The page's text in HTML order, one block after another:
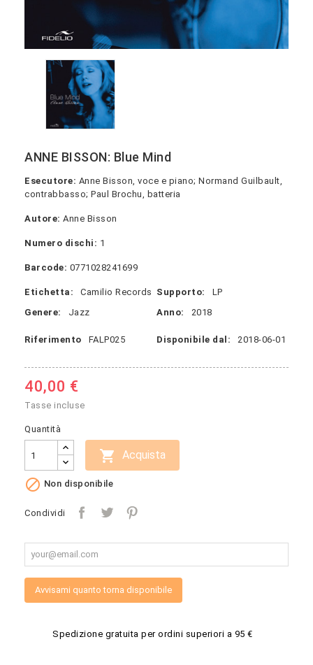
ANNE BISSON: Blue Mind
Esecutore: Anne Bisson, voce e piano; Normand Guilbault,
contrabbasso; Paul Brochu, batteria
Autore: Anne Bisson
Numero dischi: 1
Barcode: 0771028241699
Etichetta: Camilio Records Supporto:
LP
Genere:
Jazz Anno: 2018
Riferimento FALP025 Disponibile dal: 2018-06-01
40,00 €
Tasse incluse
Quantità
 Acquista
 Non disponibile
Condividi
Avvisami quanto torna disponibile
Spedizione gratuita per ordini superiori a 95 €